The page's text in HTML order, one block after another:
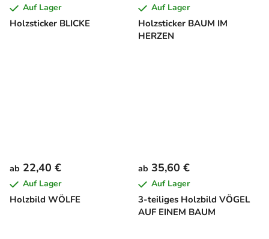
Holzsticker BLICKE
Auf Lager
Holzsticker BAUM IM
HERZEN
Auf Lager
Holzbild WÖLFE
ab 22,40 €
Auf Lager
3-teiliges Holzbild VÖGEL
AUF EINEM BAUM
ab 35,60 €
Auf Lager